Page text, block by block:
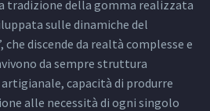
tradizione della gomma realizzata
sulle dinamiche del
discende da realtà complesse e
da sempre struttura
capacità di produrre
alle necessità di ogni singolo